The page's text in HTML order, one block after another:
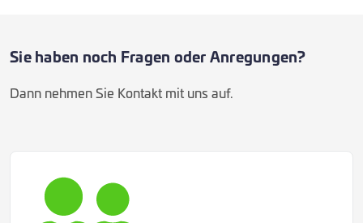
Sie haben noch Fragen oder Anregungen?
Dann nehmen Sie Kontakt mit uns auf.